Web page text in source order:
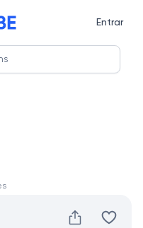
Entrar